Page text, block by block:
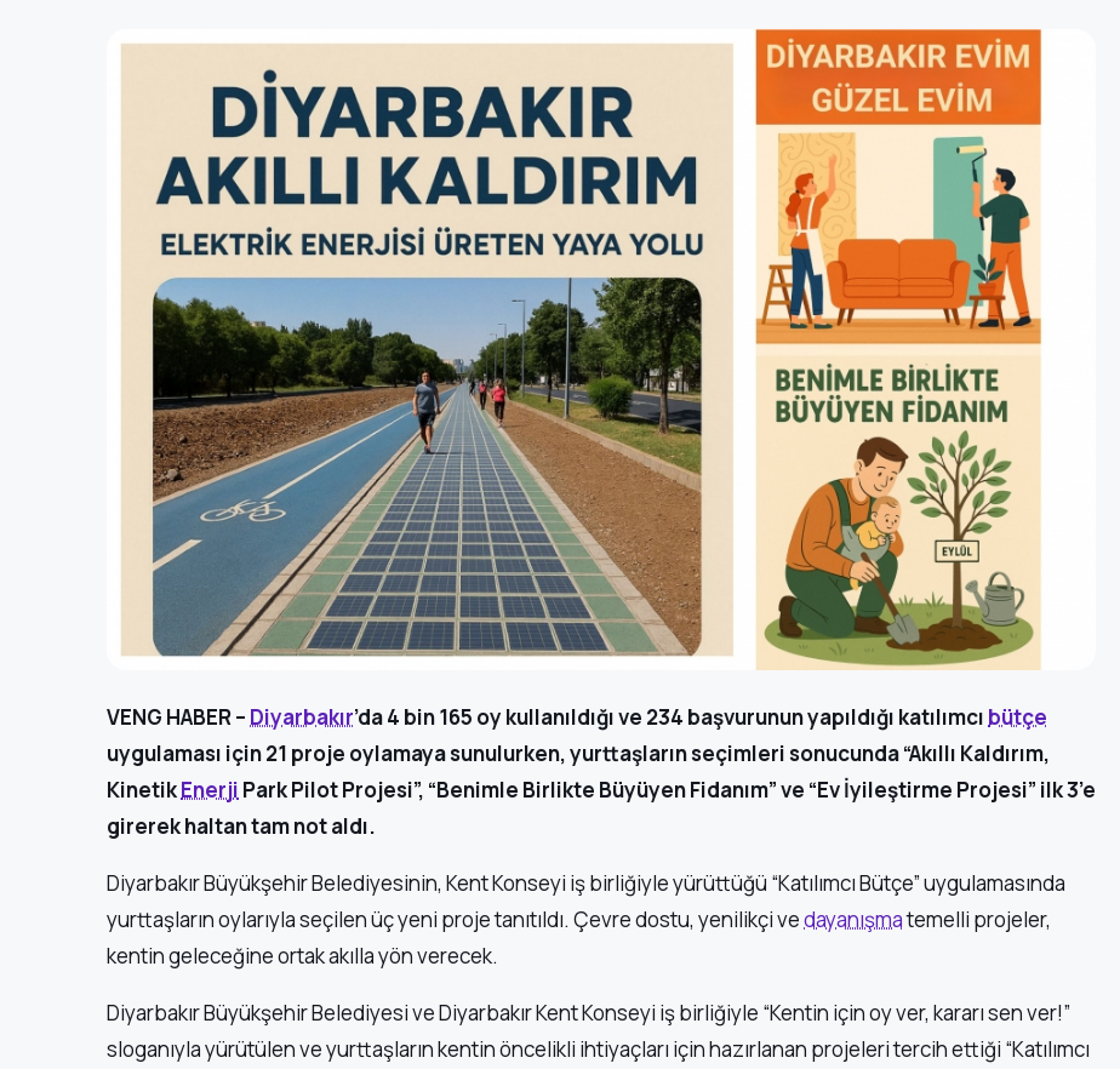
VENG HABER – Diyarbakır’da 4 bin 165 oy kullanıldığı ve 234 başvurunun yapıldığı katılımcı bütçe
uygulaması için 21 proje oylamaya sunulurken, yurttaşların seçimleri sonucunda “Akıllı Kaldırım,
KinetikEnerji Park Pilot Projesi”, “Benimle Birlikte Büyüyen Fidanım” ve “Ev İyileştirme Projesi” ilk 3’e
girerek haltan tam not aldı.
Diyarbakır Büyükşehir Belediyesinin, Kent Konseyi iş birliğiyle yürüttüğü “Katılımcı Bütçe” uygulamasında
yurttaşların oylarıyla seçilen üç yeni proje tanıtıldı. Çevre dostu, yenilikçi vedayanışmatemelli projeler,
kentin geleceğine ortak akılla yön verecek.
Diyarbakır Büyükşehir Belediyesi ve Diyarbakır Kent Konseyi iş birliğiyle “Kentin için oy ver, kararı sen ver!”
sloganıyla yürütülen ve yurttaşların kentin öncelikli ihtiyaçları için hazırlanan projeleri tercih ettiği “Katılımcı